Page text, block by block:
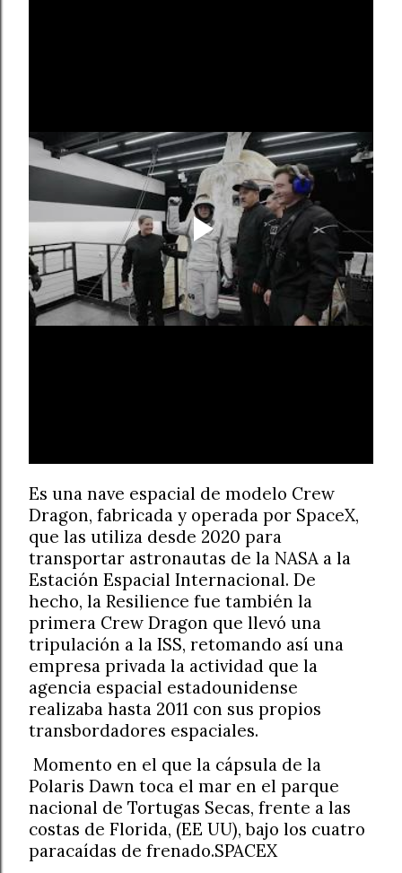
Es una nave espacial de modelo Crew
Dragon, fabricada y operada por SpaceX,
que las utiliza desde 2020 para
transportar astronautas de la NASA a la
Estación Espacial Internacional. De
hecho, la Resilience fue también la
primera Crew Dragon que llevó una
tripulación a la ISS, retomando así una
empresa privada la actividad que la
agencia espacial estadounidense
realizaba hasta 2011 con sus propios
transbordadores espaciales.
Momento en el que la cápsula de la
Polaris Dawn toca el mar en el parque
nacional de Tortugas Secas, frente a las
costas de Florida, (EE UU), bajo los cuatro
paracaídas de frenado.SPACEX